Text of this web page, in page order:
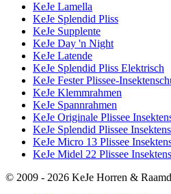
KeJe Lamella
KeJe Splendid Pliss
KeJe Supplente
KeJe Day 'n Night
KeJe Latende
KeJe Splendid Pliss Elektrisch
KeJe Fester Plissee-
KeJe Klemmrahmen
KeJe Spannrahmen
KeJe Originale Plissee
KeJe Splendid Plissee
KeJe Micro 13 Plissee
KeJe Midel 22 Plissee
© 2009 - 2026 KeJe Horren &